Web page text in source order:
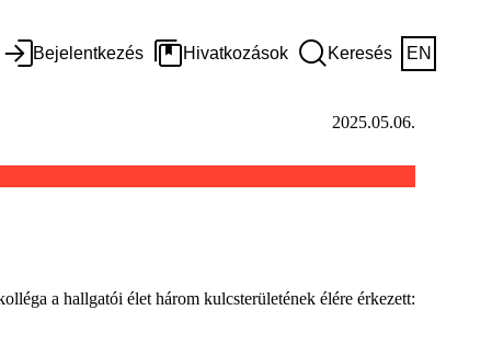
Bejelentkezés Hivatkozások Keresés EN
2025.05.06.
a hallgatói élet három kulcsterületének élére érkezett: